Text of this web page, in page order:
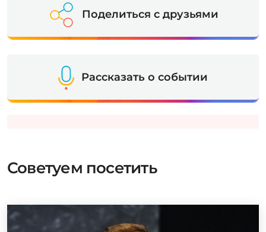
Поделиться с друзьями
Рассказать о событии
Советуем посетить